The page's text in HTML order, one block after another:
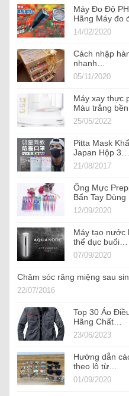
Máy Đo Độ
Hãng Máy đo
14/02/2020
Cách nhập
nhanh…
05/11/2020
Máy xay thực
Màu trắng
25/05/2022
Pitta Mask
Japan Hộp 3…
21/08/2017
Ống Mực
Bẩn Tay
12/09/2020
Máy tạo nước
thể dục buổi…
07/09/2020
Chăm sóc răng miệng sau
22/07/2016
Top 30 Áo
Hãng Chất…
23/06/2023
Hướng dẫn
theo lô từ…
01/09/2020